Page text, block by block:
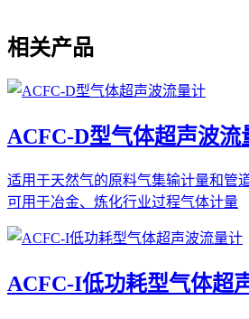
相关产品
ACFC-D型气体超声波流
适用于天然气的原料气集输计量和管
可用于冶金、炼化行业过程气体计量
ACFC-I低功耗型气体超